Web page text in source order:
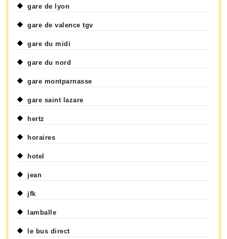
gare de lyon
gare de valence tgv
gare du midi
gare du nord
gare montparnasse
gare saint lazare
hertz
horaires
hotel
jean
jfk
lamballe
le bus direct